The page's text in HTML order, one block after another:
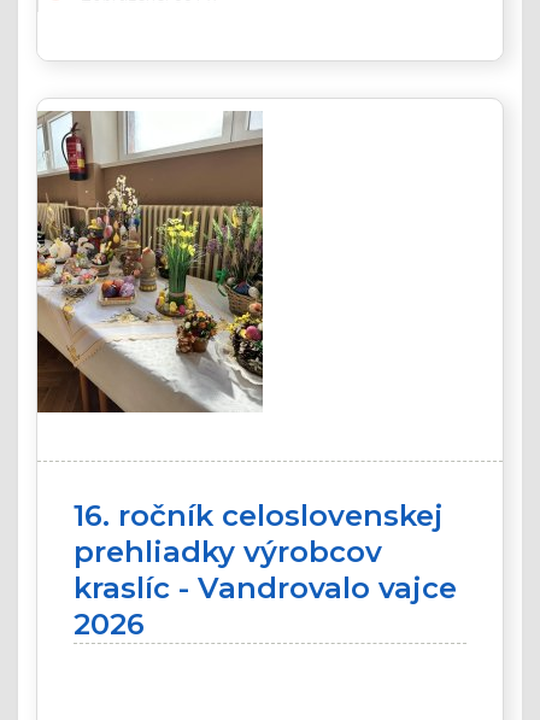
16. ročník celoslovenskej
prehliadky výrobcov
kraslíc - Vandrovalo vajce
2026